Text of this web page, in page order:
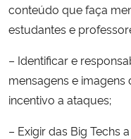
conteúdo que faça
estudantes e
– Identificar e
mensagens e
incentivo a ataques;
– Exigir das Big Techs